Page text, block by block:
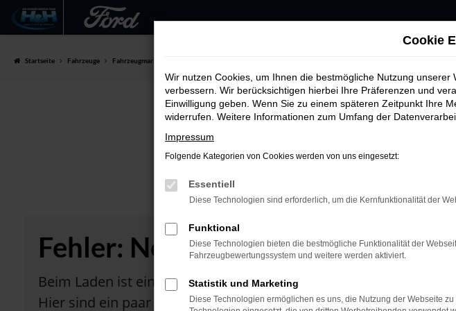
Zum
Startseite Fahrzeuge Fahrzeugmarkt
UNSER
Fehler: Network Error
Beim Laden ist ein Fehler aufgetreten.
Hier sind ein paar Tipps, die dir helfen können:
Cookie
Wir nutzen Cookies, um Ihnen die bestmögliche Nutzung
verbessern. Wir berücksichtigen hierbei Ihre Präferenzen und
Einwilligung geben. Wenn Sie zu einem späteren Zeitpunkt Ihre
widerrufen. Weitere Informationen zum Umfang der
Impressum
Folgende Kategorien von Cookies werden von uns eingesetzt:
Essentiell
Diese Technologien sind erforderlich, um die Kernfunktionalität der
Funktional
Diese Technologien bieten die bestmögliche Funktionalität der
Fahrzeugbewertungssystem und weitere werden aktiviert.
Statistik und Marketing
Diese Technologien ermöglichen es uns, die Nutzung der Webseite